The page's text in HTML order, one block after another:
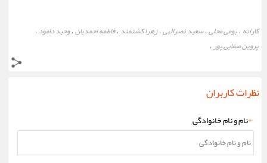
کاراته ،بومی محلی،سعید نصرالهی،زهرا کشتمند ،فاطمه احمدیان،وحید دامود ،
پروین صفایی پور،
نظرات کاربران
*نام و نام خانوادگی